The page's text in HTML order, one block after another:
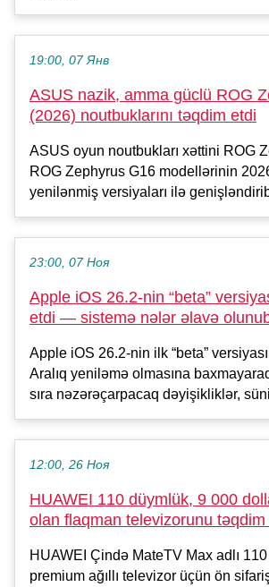
19:00, 07 Янв
ASUS nazik, amma güclü ROG
(2026) noutbuklarını təqdim etdi
ASUS oyun noutbukları xəttini ROG
ROG Zephyrus G16 modellərinin
yenilənmiş versiyaları ilə
23:00, 07 Ноя
Apple iOS 26.2-nin “beta”
etdi — sistemə nələr əlavə
Apple iOS 26.2-nin ilk “beta”
Aralıq yeniləmə olmasına
sıra nəzərəçarpacaq dəyişikliklər,
12:00, 26 Ноя
HUAWEI 110 düymlük, 9 000
olan flaqman televizorunu təqdim
HUAWEI Çində MateTV Max adlı
premium ağıllı televizor üçün ön